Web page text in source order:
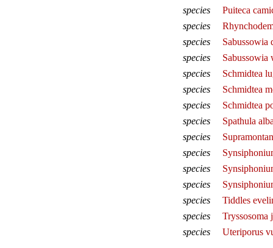
species
Puiteca
species
species
Sabussowia
species
Sabussowia
species
Schmidtea
species
Schmidtea
species
Schmidtea
species
Spathula
species
species
species
species
species
Tiddles
species
Tryssosoma
species
Uteriporus